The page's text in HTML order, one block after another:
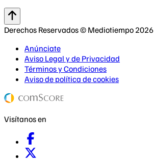
Derechos Reservados © Mediotiempo 2026
Anúnciate
Aviso Legal y de Privacidad
Términos y Condiciones
Aviso de política de cookies
Visítanos en